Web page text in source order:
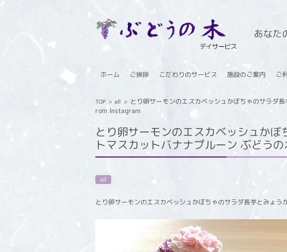
あなた
ホーム
ご挨拶 こだわりのサービス 施設のご案内 ご
TOP > all > とり卵サーモンのエスカベッシュかぼちゃのサラダ
rom Instagram
とり卵サーモンのエスカベッシュか
トマスカットバナナプルーン ぶどう
all
とり卵サーモンのエスカベッシュかぼちゃのサラダ長芋とみょ